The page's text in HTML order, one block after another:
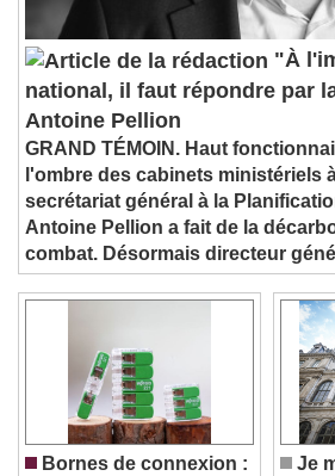
Picture-in-Picture
This is a modal window.
Beginning of dialog window.
cancel and close the window.
Text
Color Opacity
Text Background
Color Opacity
Caption Area
Color
Font Size
"À
national, il faut répondre par
Antoine Pellion
GRAND TÉMOIN. Haut
l'ombre des cabinets ministériels
secrétariat général à la
Antoine Pellion a fait de la
combat. Désormais directeur